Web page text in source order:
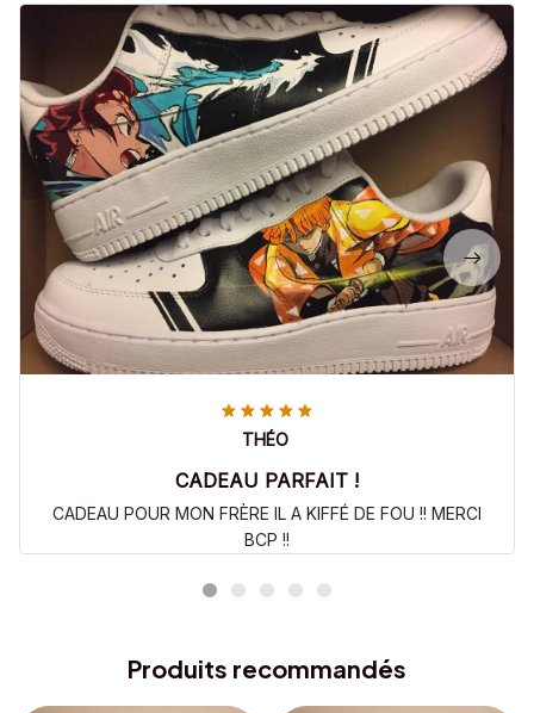
THÉO
CADEAU PARFAIT !
CADEAU POUR MON FRÈRE IL A KIFFÉ DE FOU !! MERCI
BCP !!
Produits recommandés